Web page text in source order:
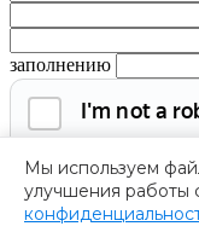
Мы используем
улучшения работы
заполнению